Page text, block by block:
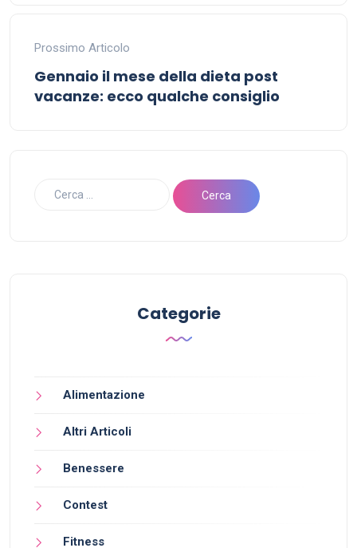
Prossimo Articolo
Gennaio il mese della dieta post
vacanze: ecco qualche consiglio
Categorie
Alimentazione
Altri Articoli
Benessere
Contest
Fitness